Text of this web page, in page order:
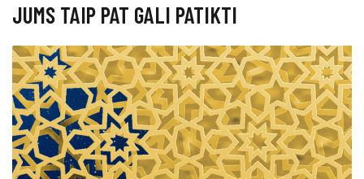
JUMS TAIP PAT GALI PATIKTI